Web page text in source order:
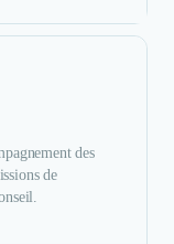
des
de